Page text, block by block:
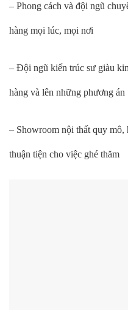
– Phong cách và đội ngũ
hàng mọi lúc, mọi nơi
– Đội ngũ kiến trúc sư giàu
hàng và lên những phương án
– Showroom nội thất quy mô,
thuận tiện cho việc ghé thăm